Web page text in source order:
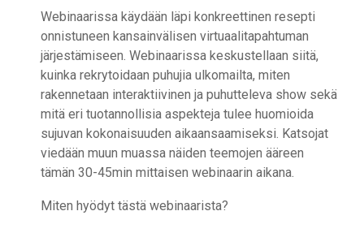
Webinaarissa käydään läpi konkreettinen resepti
onnistuneen kansainvälisen virtuaalitapahtuman
järjestämiseen. Webinaarissa keskustellaan siitä,
kuinka rekrytoidaan puhujia ulkomailta, miten
rakennetaan interaktiivinen ja puhutteleva show sekä
mitä eri tuotannollisia aspekteja tulee huomioida
sujuvan kokonaisuuden aikaansaamiseksi. Katsojat
viedään muun muassa näiden teemojen ääreen
tämän 30-45min mittaisen webinaarin aikana.
Miten hyödyt tästä webinaarista?